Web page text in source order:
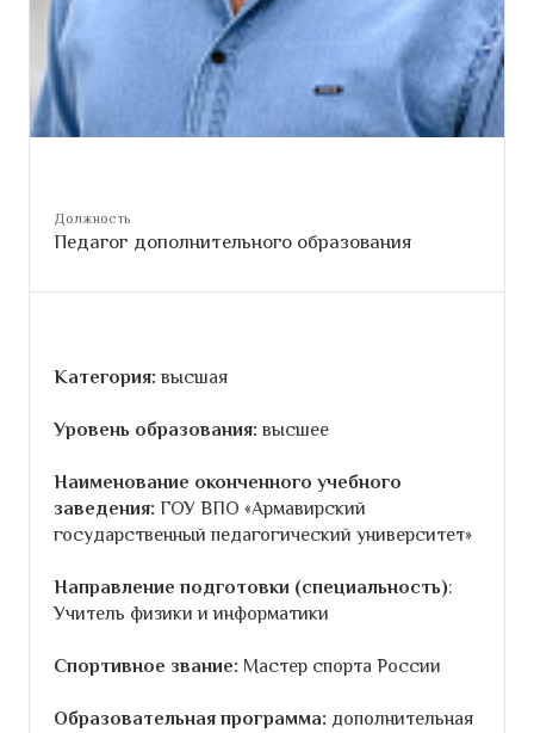
Должность
Педагог дополнительного образования
Категория: высшая
Уровень образования: высшее
Наименование оконченного учебного
заведения: ГОУ ВПО «Армавирский
государственный педагогический университет»
Направление подготовки (специальность):
Учитель физики и информатики
Спортивное звание: Мастер спорта России
Образовательная программа: дополнительная